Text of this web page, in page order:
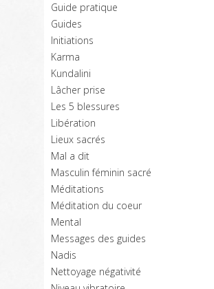
Guide pratique
Guides
Initiations
Karma
Kundalini
Lâcher prise
Les 5 blessures
Libération
Lieux sacrés
Mal a dit
Masculin féminin sacré
Méditations
Méditation du coeur
Mental
Messages des guides
Nadis
Nettoyage négativité